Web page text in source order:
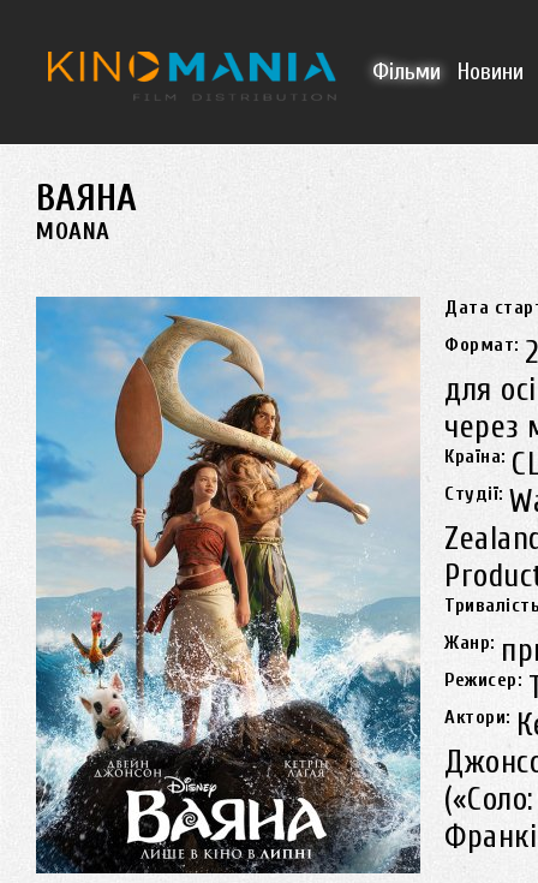
Фільми Новини
ВАЯНА
MOANA
Дата
Формат:
для
через
Країна:
Студії:
Жанр:
Режисер:
Актори: